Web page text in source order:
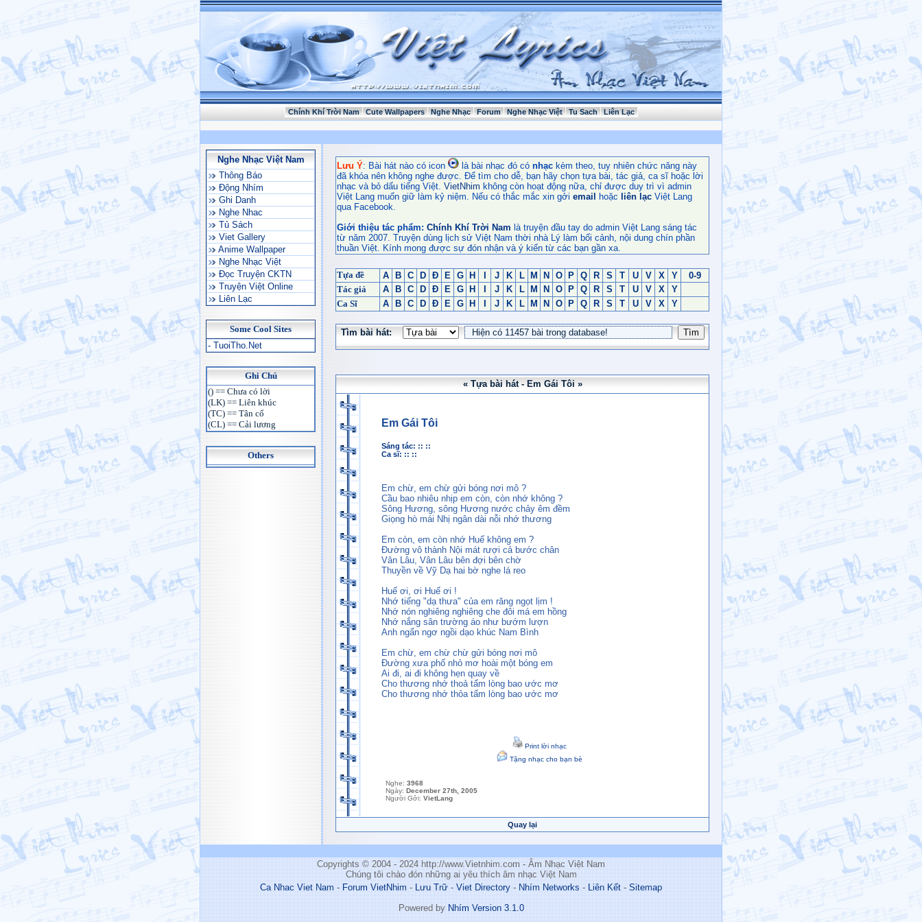
Chính Khí Trời Nam Cute Wallpapers Nghe Nhạc Forum Nghe Nhạc Việt Tu Sach Liên Lạc
Nghe Nhạc Việt Nam
Thông Báo
Động Nhím
Ghi Danh
Nghe Nhac
Tủ Sách
Viet Gallery
Anime Wallpaper
Nghe Nhạc Việt
Đọc Truyện CKTN
Truyện Việt Online
Liên Lạc
Some Cool Sites
- TuoiTho.Net
Ghi Chú
() == Chưa có lời
(LK) == Liên khúc
(TC) == Tân cổ
(CL) == Cải lương
Others
Lưu Ý: Bài hát nào có icon là bài nhạc đó có nhạc kèm theo, tuy nhiên chức năng này
đã khóa nên không nghe được. Để tìm cho dễ, bạn hãy chọn tựa bài, tác giả, ca sĩ hoặc lời
nhạc và bỏ dấu tiếng Việt. VietNhim không còn hoạt động nữa, chỉ được duy trì vì admin
Việt Lang muốn giữ làm kỷ niệm. Nếu có thắc mắc xin gởi email hoặc liên lạc Việt Lang
qua Facebook.
Giới thiệu tác phẩm: Chính Khí Trời Nam là truyện đầu tay do admin Việt Lang sáng tác
từ năm 2007. Truyện dùng lịch sử Việt Nam thời nhà Lý làm bối cảnh, nội dung chín phần
thuần Việt. Kính mong được sự đón nhận và ý kiến từ các bạn gần xa.
Tựa đề A B C D Đ E G H J K L M N O P Q R S T U V X Y
0-9
Tác giả
A B C D Đ E G H J K L M N O P Q R S T U V X
Y
Ca Sĩ
A B C D Đ E G H J K L M N O P Q R S T U V X Y
Tìm bài hát:
« Tựa bài hát - Em Gái Tôi »
Em Gái Tôi
Sáng tác: :: ::
Ca sĩ: :: ::
Em chừ, em chừ gửi bóng nơi mô ?
Cầu bao nhiêu nhịp em còn, còn nhớ không ?
Sông Hương, sông Hương nước chảy êm đềm
Giọng hò mái Nhị ngân dài nỗi nhớ thương
Em còn, em còn nhớ Huế không em ?
Đường vô thành Nội mát rượi cả bước chân
Vân Lâu, Vân Lâu bên đợi bên chờ
Thuyền về Vỹ Dạ hai bờ nghe lá reo
Huế ơi, ơi Huế ơi !
Nhớ tiếng "dạ thưa" của em răng ngọt lịm !
Nhớ nón nghiêng nghiêng che đôi má em hồng
Nhớ nắng sân trường áo như bướm lượn
Anh ngẩn ngơ ngồi dạo khúc Nam Bình
Em chừ, em chừ chừ gửi bóng nơi mô
Đường xưa phố nhỏ mơ hoài một bóng em
Ai đi, ai đi không hẹn quay về
Cho thương nhớ thoả tấm lòng bao ước mơ
Cho thương nhớ thỏa tấm lòng bao ước mơ
Print lời nhạc
Tặng nhạc cho bạn bè
Nghe: 3968
Ngày: December 27th, 2005
Người Gởi: VietLang
Quay lại
Copyrights © 2004 - 2024 http://www.Vietnhim.com - Âm Nhạc Việt Nam
Chúng tôi chào đón những ai yêu thích âm nhạc Việt Nam
Ca Nhac Viet Nam-Forum VietNhim-Lưu Trữ-Viet Directory-Nhím Networks-Liên Kết-Sitemap
Powered byNhím Version 3.1.0